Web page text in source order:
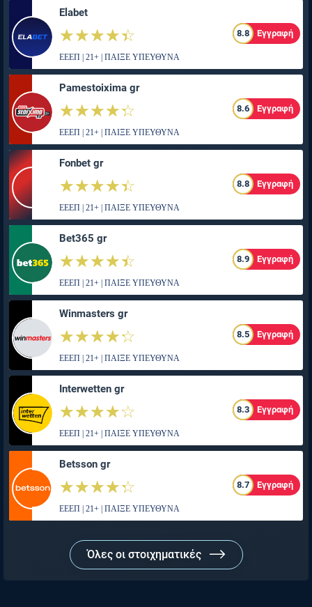
Elabet
☆☆☆☆☆
★★★★★ 8.8 Εγγραφή
ΕΕΕΠ | 21+ | ΠΑΙΞΕ ΥΠΕΥΘΥΝΑ
Pamestoixima gr
☆☆☆☆☆
★★★★★ 8.6 Εγγραφή
ΕΕΕΠ | 21+ | ΠΑΙΞΕ ΥΠΕΥΘΥΝΑ
Fonbet gr
☆☆☆☆☆
★★★★★ 8.8 Εγγραφή
ΕΕΕΠ | 21+ | ΠΑΙΞΕ ΥΠΕΥΘΥΝΑ
Bet365 gr
☆☆☆☆☆
★★★★★ 8.9 Εγγραφή
ΕΕΕΠ | 21+ | ΠΑΙΞΕ ΥΠΕΥΘΥΝΑ
Winmasters gr
☆☆☆☆☆
★★★★★ 8.5 Εγγραφή
ΕΕΕΠ | 21+ | ΠΑΙΞΕ ΥΠΕΥΘΥΝΑ
Interwetten gr
☆☆☆☆☆
★★★★★ 8.3 Εγγραφή
ΕΕΕΠ | 21+ | ΠΑΙΞΕ ΥΠΕΥΘΥΝΑ
Betsson gr
☆☆☆☆☆
★★★★★ 8.7 Εγγραφή
ΕΕΕΠ | 21+ | ΠΑΙΞΕ ΥΠΕΥΘΥΝΑ
Όλες οι στοιχηματικές